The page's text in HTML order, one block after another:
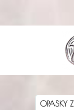
OPASKY Z